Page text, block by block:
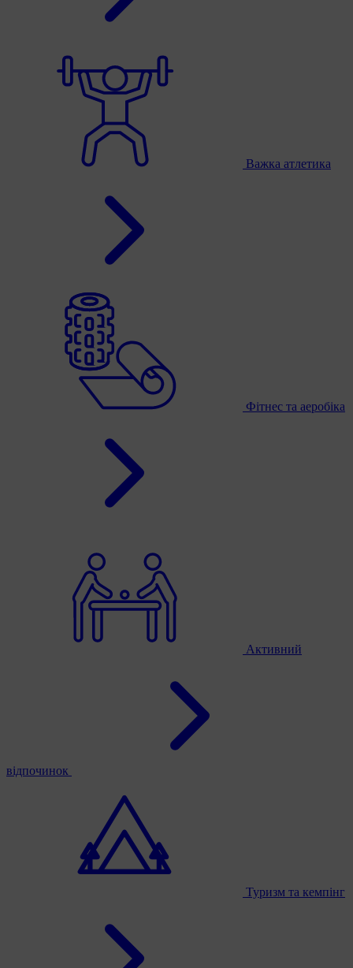
Важка атлетика
Фітнес та аеробіка
Активний
відпочинок
Туризм та кемпінг